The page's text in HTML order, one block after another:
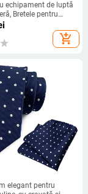
echipament de luptă
Bretele pentru
tactice tip H,
add_shopping_cart
elegant pentru